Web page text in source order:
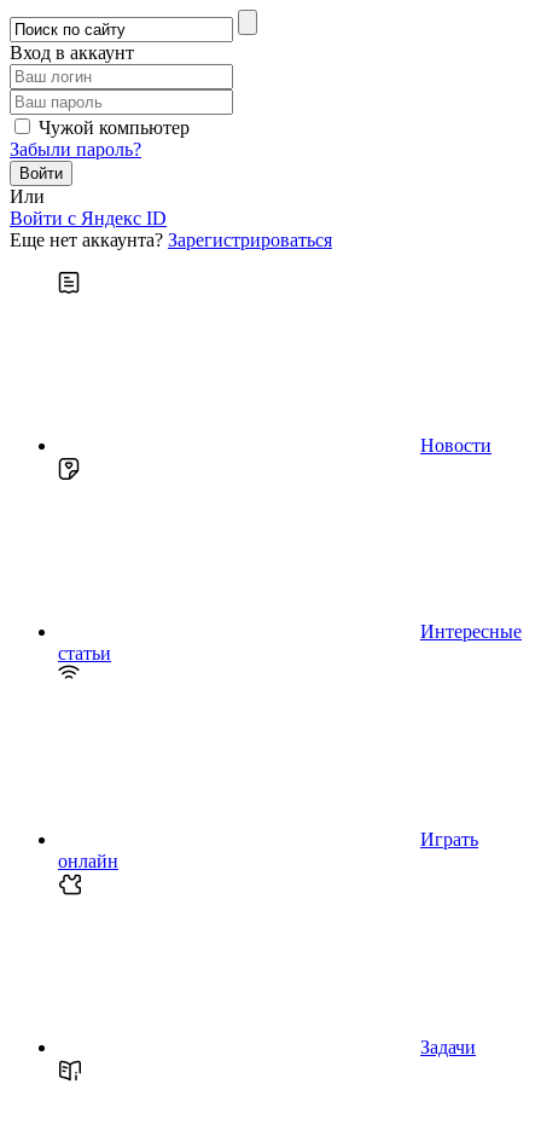
Вход в аккаунт
Чужой компьютер
Забыли пароль?
Или
Войти c Яндекс ID
Еще нет аккаунта? Зарегистрироваться
Новости
Интересные
статьи
Играть
онлайн
Задачи